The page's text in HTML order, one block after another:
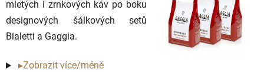
mletých i zrnkových káv po boku
designových šálkových setů
Bialetti a Gaggia.
▸Zobrazit více/méně